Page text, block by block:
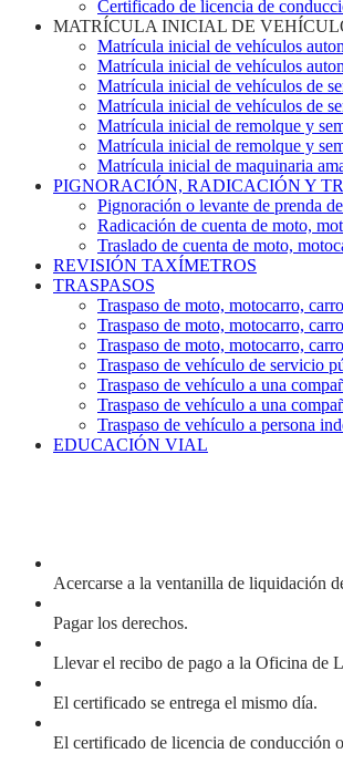
Certificado de licencia de
MATRÍCULA INICIAL DE
Matrícula inicial de vehículos
Matrícula inicial de vehículos
Matrícula inicial de vehículos de
Matrícula inicial de vehículos de
Matrícula inicial de remolque y
Matrícula inicial de remolque y
Matrícula inicial de maquinaria
PIGNORACIÓN, RADICACIÓN Y
Pignoración o levante de prenda
Radicación de cuenta de moto,
Traslado de cuenta de moto,
REVISIÓN TAXÍMETROS
TRASPASOS
Traspaso de moto, motocarro,
Traspaso de moto, motocarro,
Traspaso de moto, motocarro,
Traspaso de vehículo de servicio
Traspaso de vehículo a una
Traspaso de vehículo a una
Traspaso de vehículo a persona
EDUCACIÓN VIAL
Acercarse a la ventanilla de liquidación
Pagar los derechos.
Llevar el recibo de pago a la Oficina de
El certificado se entrega el mismo día.
El certificado de licencia de conducción